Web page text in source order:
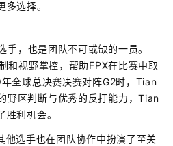
选择。
，也是团队不可或缺的一员。
和视野掌控，帮助FPX在比赛中取
全球总决赛决赛对阵G2时，Tian
野区判断与优秀的反打能力，Tian
利机会。
选手也在团队协作中扮演了至关